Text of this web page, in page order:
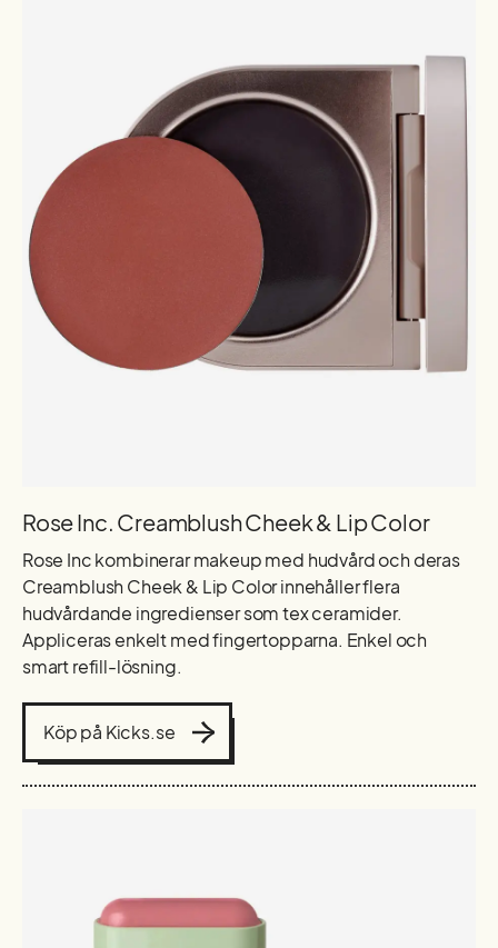
Rose Inc. Creamblush Cheek & Lip Color
Rose Inc kombinerar makeup med hudvård och deras
Creamblush Cheek & Lip Color innehåller flera
hudvårdande ingredienser som tex ceramider.
Appliceras enkelt med fingertopparna. Enkel och
smart refill-lösning.
Köp på Kicks.se